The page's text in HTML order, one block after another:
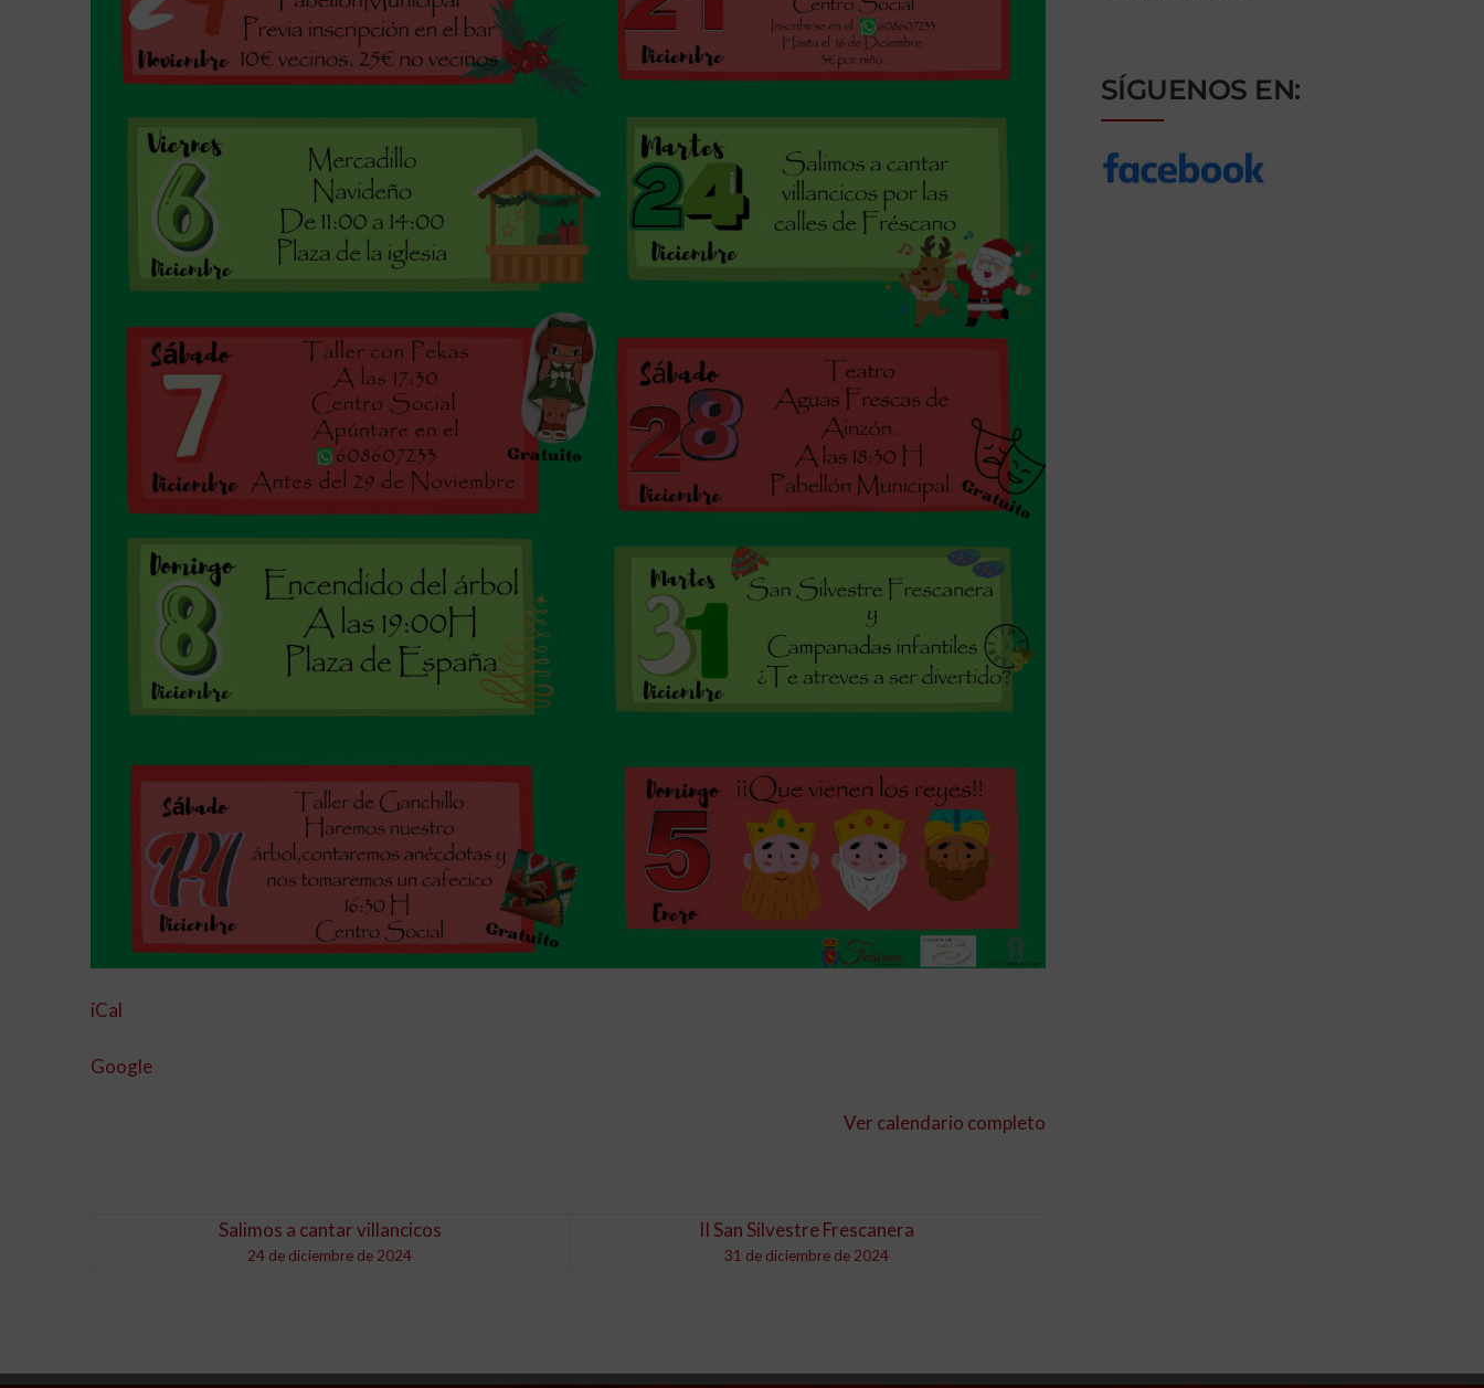
iCal
Google
Ver calendario completo
Salimos a cantar villancicos
24 de diciembre de 2024
II San Silvestre Frescanera
31 de diciembre de 2024
SÍGUENOS EN: